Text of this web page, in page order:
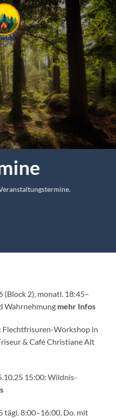
(Block 2), monatl. 18:45–
Wahrnehmung mehr Infos
Flechtfrisuren-Workshop in
& Café Christiane Alt
15:00: Wildnis-
tägl. 8:00–16:00, Do. mit